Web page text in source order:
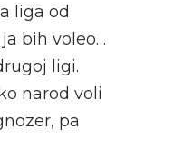
liga od
bih voleo…
ligi.
narod voli
pa